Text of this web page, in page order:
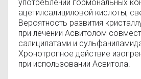
употреблении гормональных
ацетилсалициловой кислоты,
Вероятность развития
при лечении Асвитолом
салицилатами и
Хронотропное действие
при использовании Асвитола.